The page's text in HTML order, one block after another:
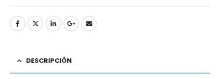
DESCRIPCIÓN